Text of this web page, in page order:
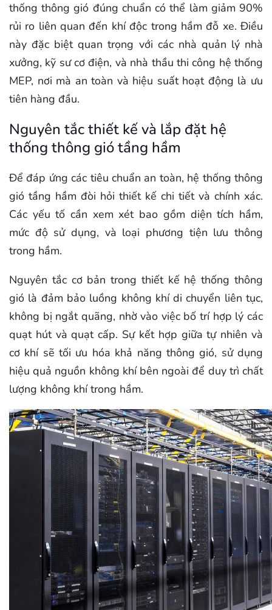
thống thông gió đúng chuẩn có thể làm giảm 90%
rủi ro liên quan đến khí độc trong hầm đỗ xe. Điều
này đặc biệt quan trọng với các nhà quản lý nhà
xưởng, kỹ sư cơ điện, và nhà thầu thi công hệ thống
MEP, nơi mà an toàn và hiệu suất hoạt động là ưu
tiên hàng đầu.
Nguyên tắc thiết kế và lắp đặt hệ
thống thông gió tầng hầm
Để đáp ứng các tiêu chuẩn an toàn, hệ thống thông
gió tầng hầm đòi hỏi thiết kế chi tiết và chính xác.
Các yếu tố cần xem xét bao gồm diện tích hầm,
mức độ sử dụng, và loại phương tiện lưu thông
trong hầm.
Nguyên tắc cơ bản trong thiết kế hệ thống thông
gió là đảm bảo luồng không khí di chuyển liên tục,
không bị ngắt quãng, nhờ vào việc bố trí hợp lý các
quạt hút và quạt cấp. Sự kết hợp giữa tự nhiên và
cơ khí sẽ tối ưu hóa khả năng thông gió, sử dụng
hiệu quả nguồn không khí bên ngoài để duy trì chất
lượng không khí trong hầm.